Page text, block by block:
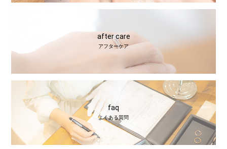
after care
アフターケア
faq
よくある質問